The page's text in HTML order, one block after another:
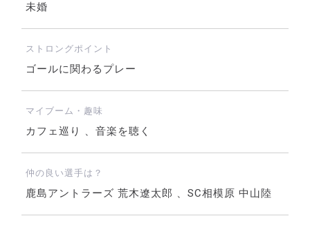
未婚
ストロングポイント
ゴールに関わるプレー
マイブーム・趣味
カフェ巡り 、音楽を聴く
仲の良い選手は？
鹿島アントラーズ 荒木遼太郎 、SC相模原 中山陸